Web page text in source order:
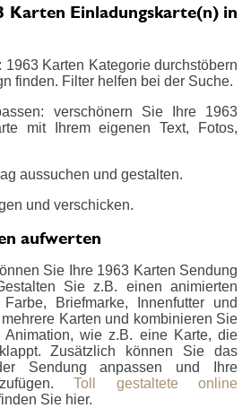
Karten Einladungskarte(n) in
Karten Kategorie durchstöbern
finden. Filter helfen bei der Suche.
verschönern Sie Ihre 1963
mit Ihrem eigenen Text, Fotos,
aussuchen und gestalten.
und verschicken.
aufwerten
Sie Ihre 1963 Karten Sendung
Sie z.B. einen animierten
Briefmarke, Innenfutter und
Karten und kombinieren Sie
wie z.B. eine Karte, die
Zusätzlich können Sie das
Sendung anpassen und Ihre
Toll gestaltete online
Sie hier.